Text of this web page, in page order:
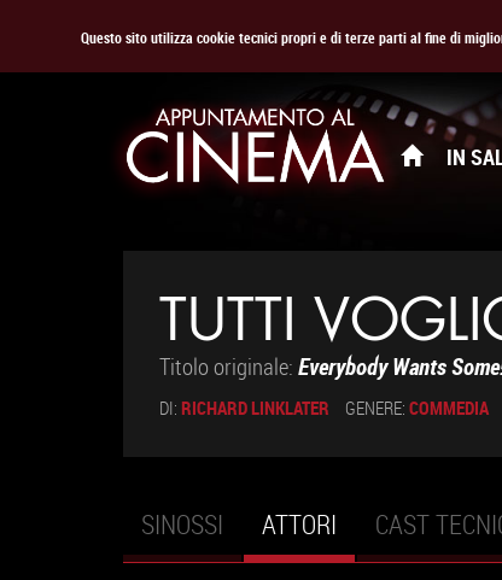
Questo sito utilizza cookie tecnici propri e di terze parti al fine di
IN
TUTTI
Titolo originale: Everybody Wants
DI: RICHARD LINKLATER GENERE: COMMEDIA
Schede primarie
SINOSSI ATTORI (SCHEDA
ATTIVA)
CAST